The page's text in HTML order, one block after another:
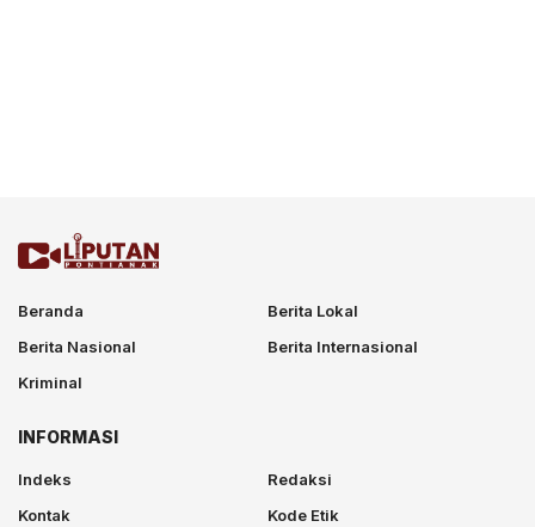
Beranda
Berita Lokal
Berita Nasional
Berita Internasional
Kriminal
INFORMASI
Indeks
Redaksi
Kontak
Kode Etik